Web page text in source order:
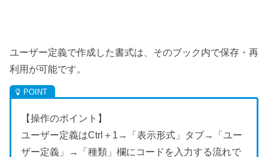
ユーザー定義で作成した書式は、そのブック内で保存・再
利用が可能です。
【操作のポイント】
ユーザー定義はCtrl＋1→「表示形式」タブ→「ユー
ザー定義」→「種類」欄にコードを入力する流れで